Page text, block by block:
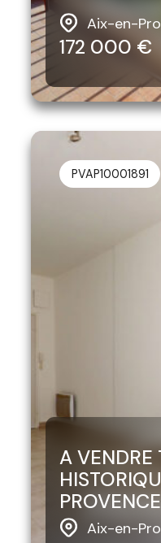
Aix-en-
172 000 €
PVAP10001891
A VENDRE
PROVENCE
Aix-en-